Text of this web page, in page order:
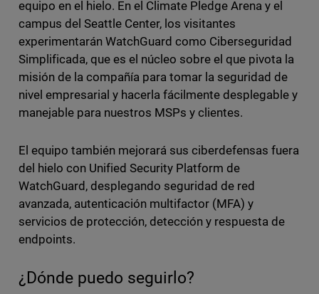
equipo en el hielo. En el Climate Pledge Arena y el
campus del Seattle Center, los visitantes
experimentarán WatchGuard como Ciberseguridad
Simplificada, que es el núcleo sobre el que pivota la
misión de la compañía para tomar la seguridad de
nivel empresarial y hacerla fácilmente desplegable y
manejable para nuestros MSPs y clientes.
El equipo también mejorará sus ciberdefensas fuera
del hielo con Unified Security Platform de
WatchGuard, desplegando seguridad de red
avanzada, autenticación multifactor (MFA) y
servicios de protección, detección y respuesta de
endpoints.
¿Dónde puedo seguirlo?